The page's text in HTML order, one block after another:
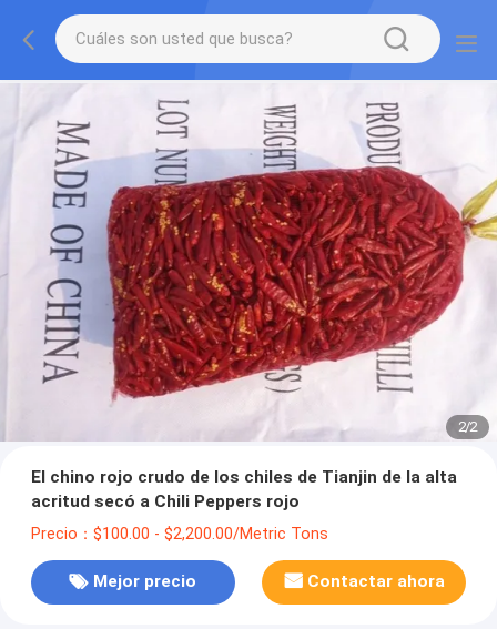
2/2
El chino rojo crudo de los chiles de Tianjin de la alta
acritud secó a Chili Peppers rojo
Precio：$100.00 - $2,200.00/Metric Tons
Mejor precio Contactar ahora